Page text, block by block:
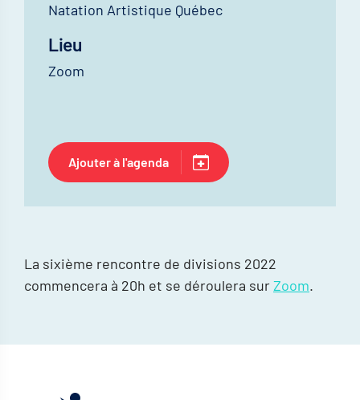
La sixième rencontre de divisions 2022
commencera à 20h et se déroulera surZoom.
Natation Artistique Québec
Lieu
Zoom
Ajouter à l'agenda